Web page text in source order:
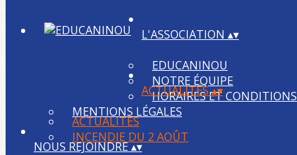
L'ASSOCIATION ▴▾
EDUCANINOU
NOTRE ÉQUIPE
HORAIRES ET CONDITIONS
MENTIONS LÉGALES
ACTUALITÉS▴▾
ACTUALITÉS
INCENDIE DU 2 AOÛT
NOUS REJOINDRE▴▾